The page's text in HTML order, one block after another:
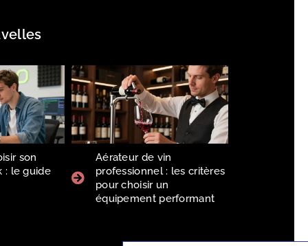
son
: le guide
Aérateur de vin
professionnel : les critères
pour choisir un
équipement performant